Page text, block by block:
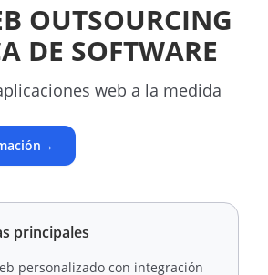
OUTSOURCING
DE SOFTWARE
web a la medida
→
principales
personalizado con integración